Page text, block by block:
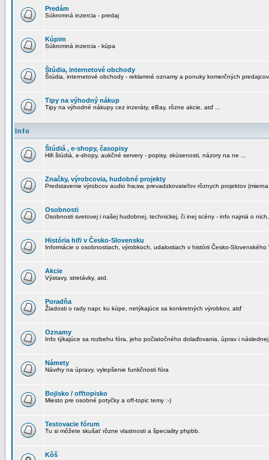
Predám
Súkromná inzercia - predaj
Kúpim
Súkromná inzercia - kúpa
Štúdia, internetové obchody
Štúdia, internetové obchody - reklamné oznamy a ponuky komerčných predajcov
Tipy na výhodný nákup
Tipy na výhodné nákupy cez inzeráty, eBay, rôzne akcie, atď ...
Info
Štúdiá , e-shopy, časopisy
Hifi štúdiá, e-shopy, aukčné servery - popisy, skúsenosti, názory na ne ...
Značky, výrobcovia, hudobné projekty
Predstavenie výrobcov audio hw,sw, prevadzkovateľov rôznych projektov
Osobnosti
Osobnosti svetovej i našej hudobnej, technickej, či inej scény - info najmä o
História hifi v Česko-Slovensku
Informácie o osobnostiach, výrobkoch, udalostiach v histórii Česko-Slovenského
Akcie
Výstavy, stretávky, atd.
Poradňa
Žiadosti o rady napr. ku kúpe, netýkajúce sa konkretných výrobkov, atď
Oznamy
Info týkajúce sa rozbehu fóra, jeho počiatočného dolaďovania, úprav i
Námety
Návrhy na úpravy, vylepšenie funkčnosti fóra
Bojisko / offtopisko
Miesto pre osobné potyčky a off-topic temy :-)
Testovacie fórum
Tu si môžete skušať rôzne vlastnosti a špeciality phpbb.
Kôš